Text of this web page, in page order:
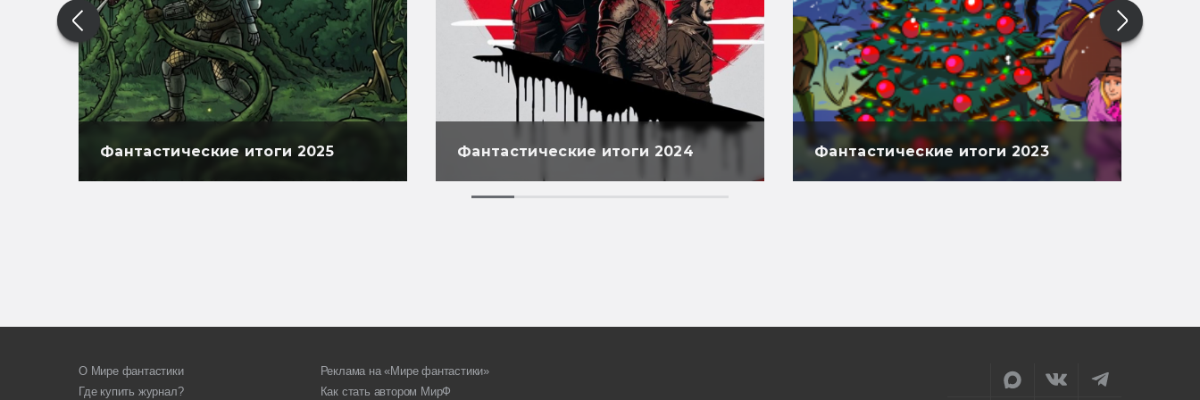
Фантастические итоги 2025 Фантастические итоги 2024 Фантастические итоги 2023
О Мире фантастики
Где купить журнал?
Реклама на «Мире фантастики»
Как стать автором МирФ